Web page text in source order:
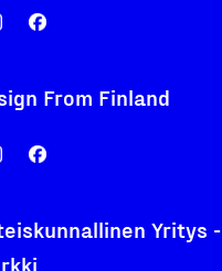
From Finland
Yritys -